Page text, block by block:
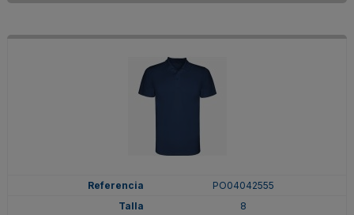
PO04042555
8